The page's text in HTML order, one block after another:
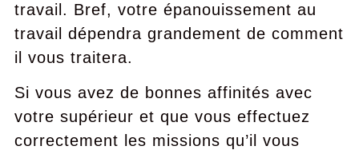
travail. Bref, votre épanouissement au
travail dépendra grandement de comment
il vous traitera.
Si vous avez de bonnes affinités avec
votre supérieur et que vous effectuez
correctement les missions qu’il vous